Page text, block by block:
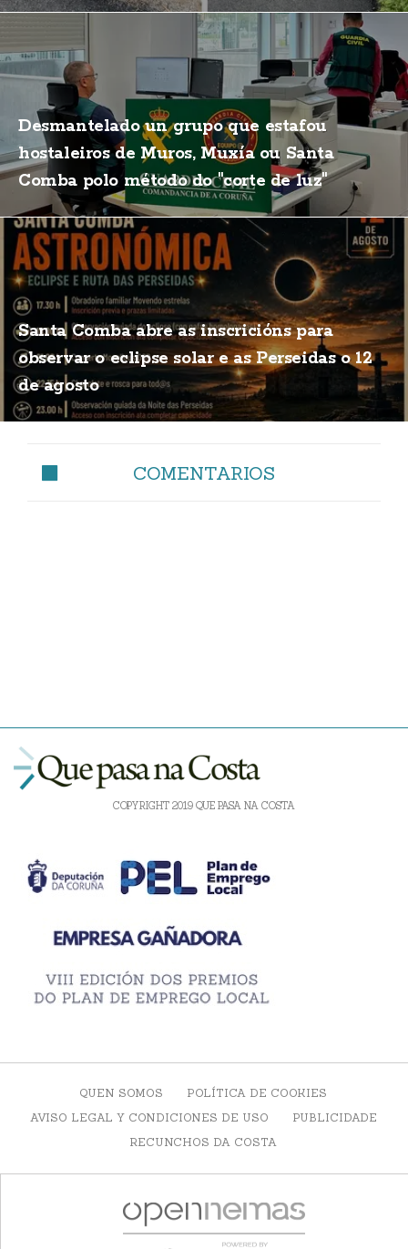
Desmantelado un grupo que estafou
hostaleiros de Muros, Muxía ou Santa
Comba polo método do "corte de luz"
Santa Comba abre as inscricións para
observar o eclipse solar e as Perseidas o 12
de agosto
COMENTARIOS
COPYRIGHT 2019 QUE PASA NA COSTA
QUEN SOMOS
POLÍTICA DE COOKIES
AVISO LEGAL Y CONDICIONES DE USO
PUBLICIDADE
RECUNCHOS DA COSTA